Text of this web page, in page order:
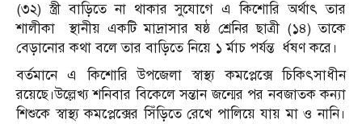
(৩২) স্ত্রী বাড়িতে না থাকার সুযোগে এ কিশোরি অর্থাৎ তার
শালীকা স্থানীয় একটি মাদ্রাসার ষষ্ঠ শ্রেনির ছাত্রী (১৪) তাকে
বেড়ানোর কথা বলে তার বাড়িতে নিয়ে ১ র্মাচ পর্যন্ত র্ধষণ করে।
বর্তমানে এ কিশোরি উপজেলা স্বাস্থ্য কমপ্লেক্সে চিকিৎসাধীন
রয়েছে।উল্লেখ্য শনিবার বিকেলে সন্তান জন্মের পর নবজাতক কন্যা
শিশুকে স্বাস্থ্য কমপ্লেক্সের সিঁড়িতে রেখে পালিয়ে যায় মা ও নানি।